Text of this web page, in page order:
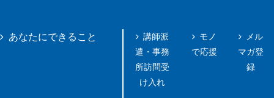
あなたにできること
講師派
遣・事務
所訪問受
け入れ
モノ
で応援
メル
マガ登
録